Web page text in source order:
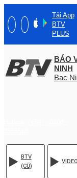
Tải App
BTV
PLUS
BÁO
NINH
Bac
BTV
(CŨ)